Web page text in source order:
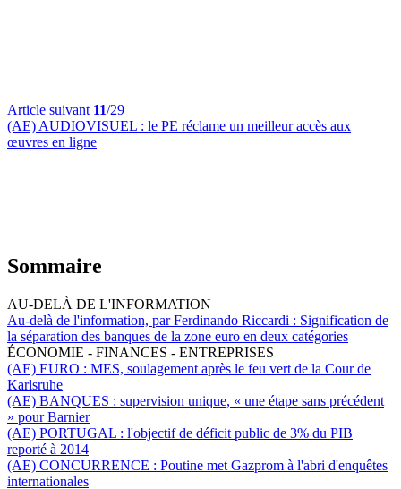
Article suivant 11/29
(AE) AUDIOVISUEL : le PE réclame un meilleur accès aux
œuvres en ligne
Sommaire
AU-DELÀ DE L'INFORMATION
Au-delà de l'information, par Ferdinando Riccardi : Signification de
la séparation des banques de la zone euro en deux catégories
ÉCONOMIE - FINANCES - ENTREPRISES
(AE) EURO : MES, soulagement après le feu vert de la Cour de
Karlsruhe
(AE) BANQUES : supervision unique, « une étape sans précédent
» pour Barnier
(AE) PORTUGAL : l'objectif de déficit public de 3% du PIB
reporté à 2014
(AE) CONCURRENCE : Poutine met Gazprom à l'abri d'enquêtes
internationales